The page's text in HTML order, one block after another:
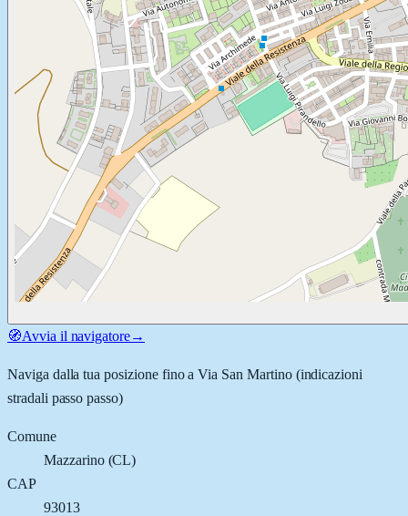
🧭Avvia il navigatore→
Naviga dalla tua posizione fino aVia San Martino(indicazioni
stradali passo passo)
Comune
Mazzarino(CL)
CAP
93013